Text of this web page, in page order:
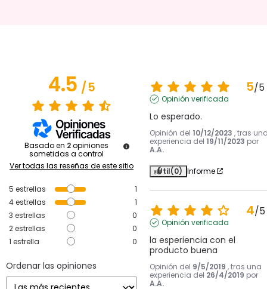
4.5/5
Basado en 2 opiniones
sometidas a control
Ver todas las reseñas de este sitio
5 estrellas
1
4estrellas
1
3 estrellas
0
2estrellas
0
1 estrella 0
Ordenar las opiniones
5/5
Opinión verificada
Lo esperado.
Opinión del 10/12/2023 , tras
experiencia del 19/11/2023 por
A.A.
Útil(0) Informe
4/5
Opinión verificada
la esperiencia con el
producto buena
Opinión del 9/5/2019 , tras una
experiencia del 26/4/2019 por
A.A.